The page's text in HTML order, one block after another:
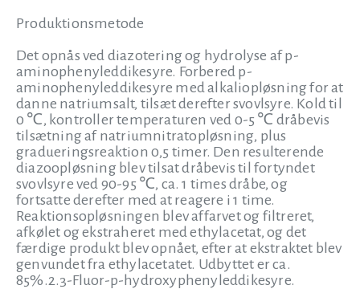
Produktionsmetode
Det opnås ved diazotering og hydrolyse af p-
aminophenyleddikesyre. Forbered p-
aminophenyleddikesyre med alkaliopløsning for at
danne natriumsalt, tilsæt derefter svovlsyre. Kold til
0 ℃, kontroller temperaturen ved 0-5 ℃ dråbevis
tilsætning af natriumnitratopløsning, plus
gradueringsreaktion 0,5 timer. Den resulterende
diazoopløsning blev tilsat dråbevis til fortyndet
svovlsyre ved 90-95 ℃, ca. 1 times dråbe, og
fortsatte derefter med at reagere i 1 time.
Reaktionsopløsningen blev affarvet og filtreret,
afkølet og ekstraheret med ethylacetat, og det
færdige produkt blev opnået, efter at ekstraktet blev
genvundet fra ethylacetatet. Udbyttet er ca.
85%.2.3-Fluor-p-hydroxyphenyleddikesyre.